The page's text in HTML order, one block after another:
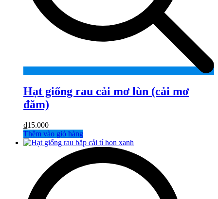
Hạt giống rau cải mơ lùn (cải mơ
đăm)
₫15.000
Thêm vào giỏ hàng